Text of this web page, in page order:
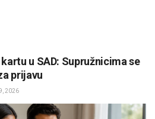
u SAD: Supružnicima se
prijavu
2026